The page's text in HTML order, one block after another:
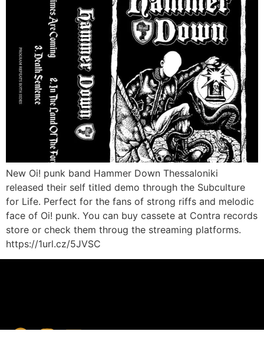
New Oi! punk band Hammer Down Thessaloniki
released their self titled demo through the Subculture
for Life. Perfect for the fans of strong riffs and melodic
face of Oi! punk. You can buy cassete at Contra records
store or check them throug the streaming platforms.
https://1url.cz/5JVSC